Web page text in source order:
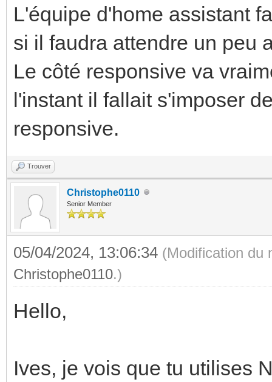
L'équipe d'home assistant
si il faudra attendre un peu
Le côté responsive va
l'instant il fallait s'imposer
responsive.
Trouver
Christophe0110
Senior Member
05/04/2024, 13:06:34 (Modification du
Christophe0110.)
Hello,
Ives, je vois que tu utilises